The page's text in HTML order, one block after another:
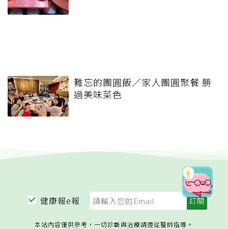
難忘的團圓飯／家人團圓聚餐 勝
過美味菜色
健康報e報
本站內容僅供參考，一切診斷與治療請遵從醫師指導。